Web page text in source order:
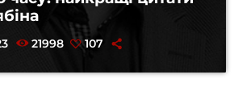
21998 107